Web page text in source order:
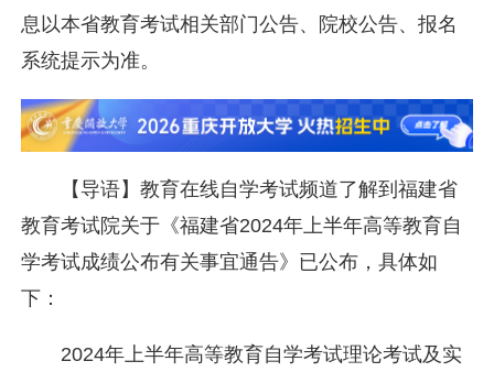
息以本省教育考试相关部门公告、院校公告、报名
系统提示为准。
【导语】教育在线自学考试频道了解到福建省
教育考试院关于《福建省2024年上半年高等教育自
学考试成绩公布有关事宜通告》已公布，具体如
下：
2024年上半年高等教育自学考试理论考试及实